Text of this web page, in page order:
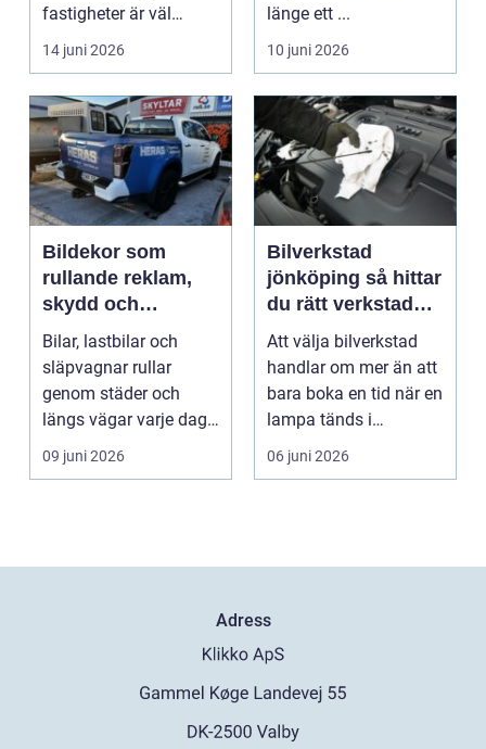
fastigheter är väl
isolerade för att s...
14 juni 2026
länge ett ...
10 juni 2026
Bildekor som
rullande reklam,
skydd och
personlig stil
Bilar, lastbilar och
släpvagnar rullar
genom städer och
längs vägar varje dag.
De passerar
09 juni 2026
Bilverkstad
jönköping så hittar
du rätt verkstad
för din bil
Att välja bilverkstad
handlar om mer än att
bara boka en tid när en
lampa tänds i
instrumentpanelen....
06 juni 2026
Adress